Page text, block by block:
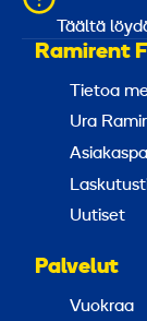
Täältä
Ramirent
Tietoa
Ura
Uutiset
Palvelut
Vuokraa